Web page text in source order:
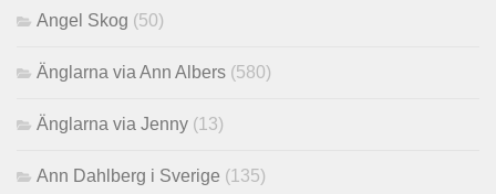
Angel Skog (50)
Änglarna via Ann Albers (580)
Änglarna via Jenny (13)
Ann Dahlberg i Sverige (135)